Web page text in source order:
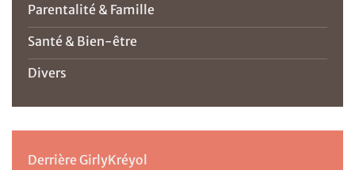
Parentalité & Famille
Santé & Bien-être
Divers
Derrière GirlyKréyol